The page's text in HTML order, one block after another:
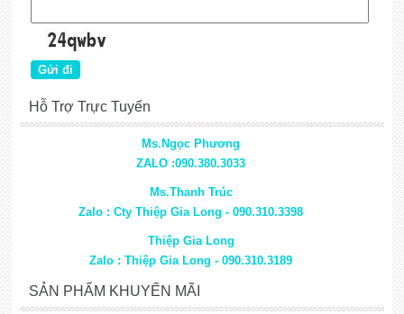
Hỗ Trợ Trực Tuyến
Ms.Ngọc Phương
ZALO :090.380.3033
Ms.Thanh Trúc
Zalo : Cty Thiệp Gia Long - 090.310.3398
Thiệp Gia Long
Zalo : Thiệp Gia Long - 090.310.3189
SẢN PHẨM KHUYẾN MÃI